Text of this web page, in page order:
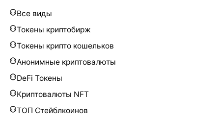
Все виды
Токены криптобирж
Токены крипто кошельков
Анонимные криптовалюты
DeFi Токены
Криптовалюты NFT
ТОП Стейблкоинов